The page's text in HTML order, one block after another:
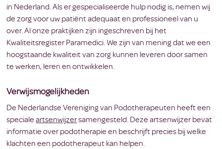
in Nederland. Als er gespecialiseerde hulp nodig is, nemen wij
de zorg voor uw patiënt adequaat en professioneel van u
over. Al onze praktijken zijn ingeschreven bij het
Kwaliteitsregister Paramedici. We zijn van mening dat we een
hoogstaande kwaliteit van zorg kunnen leveren door samen
te werken, leren en ontwikkelen.
Verwijsmogelijkheden
De Nederlandse Vereniging van Podotherapeuten heeft een
specialeartsenwijzersamengesteld. Deze artsenwijzer bevat
informatie over podotherapie en beschrijft precies bij welke
klachten een podotherapeut kan helpen.